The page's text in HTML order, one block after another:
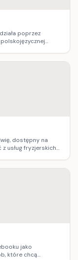
poprzez
dostępny na
usług fryzjerskich
jako
które chcą